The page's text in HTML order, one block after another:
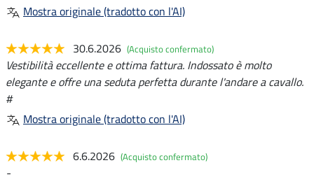
Mostra originale (tradotto con l'AI)
30.6.2026 (Acquisto confermato)
Vestibilità eccellente e ottima fattura. Indossato è molto
elegante e offre una seduta perfetta durante l'andare a cavallo.
#
Mostra originale (tradotto con l'AI)
6.6.2026 (Acquisto confermato)
-